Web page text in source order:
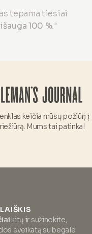
tepama tiesiai
100 %."
keičia mūsų požiūrį į
Mums tai patinka!
kitų ir sužinokite,
sveikatą su begale